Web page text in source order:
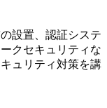
設置、認証システ
クセキュリティな
ュリティ対策を講